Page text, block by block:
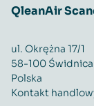
QleanAir
ul. Okrężna 17/1
58-100 Świdnica
Polska
Kontakt